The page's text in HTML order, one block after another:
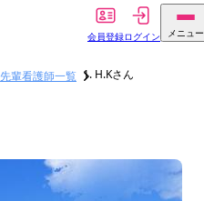
会員登録ログイン メニュー
先輩看護師一覧 H.Kさん